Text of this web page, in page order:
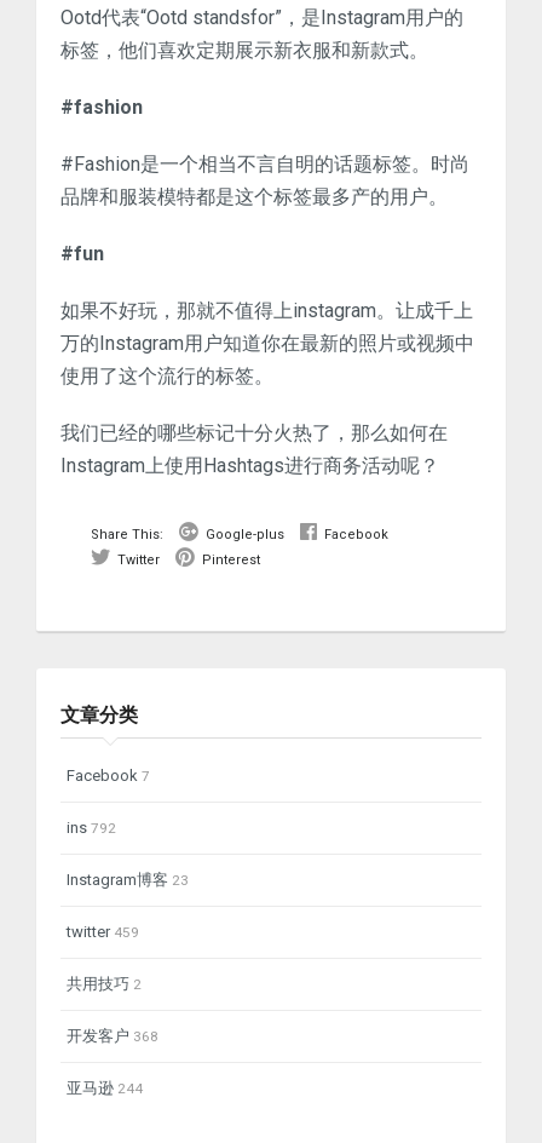
Ootd代表“Ootd standsfor”，是Instagram用户的
标签，他们喜欢定期展示新衣服和新款式。
#fashion
#Fashion是一个相当不言自明的话题标签。时尚
品牌和服装模特都是这个标签最多产的用户。
#fun
如果不好玩，那就不值得上instagram。让成千上
万的Instagram用户知道你在最新的照片或视频中
使用了这个流行的标签。
我们已经的哪些标记十分火热了，那么如何在
Instagram上使用Hashtags进行商务活动呢？
Share This: Google-plus
Facebook
Twitter
Pinterest
文章分类
Facebook 7
ins 792
Instagram博客 23
twitter459
共用技巧 2
开发客户 368
亚马逊 244